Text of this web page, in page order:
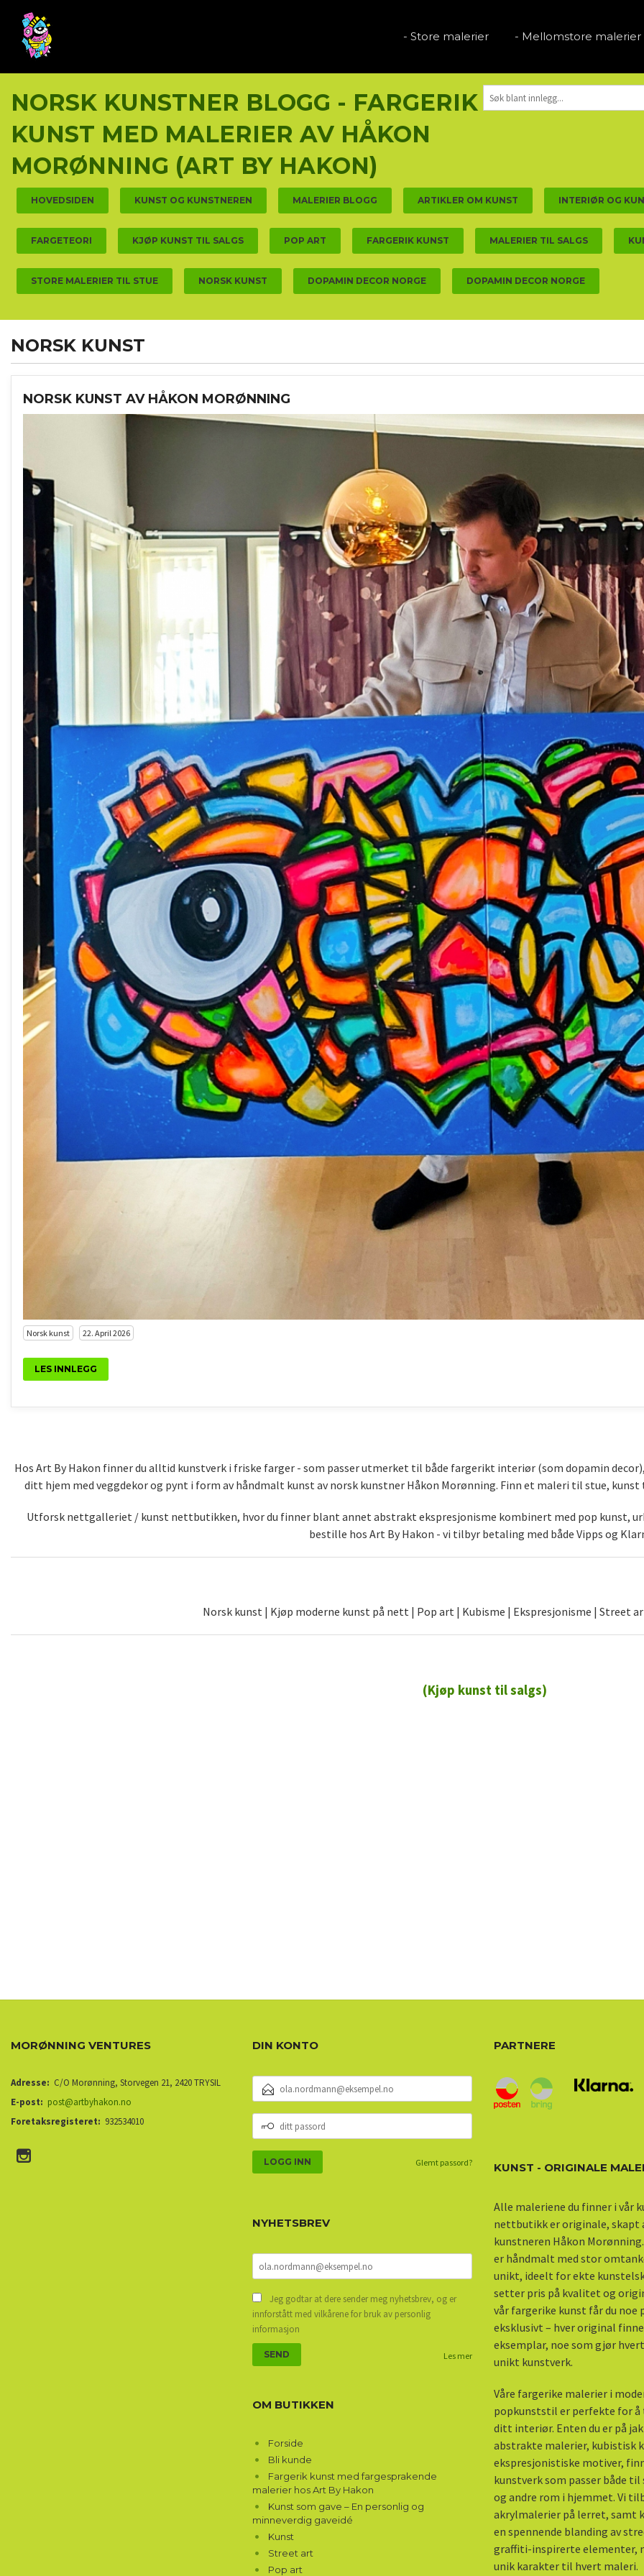
innholdet
PRODUKTER
- Store malerier - Mellomstore malerier
NORSK KUNSTNER BLOGG - FARGERIK
KUNST MED MALERIER AV HÅKON
MORØNNING (ART BY HAKON)
HOVEDSIDEN KUNST OG KUNSTNEREN MALERIER BLOGG ARTIKLER OM KUNST INTERIØR OG
FARGETEORI KJØP KUNST TIL SALGS POP ART FARGERIK KUNST MALERIER TIL SALGS
STORE MALERIER TIL STUE NORSK KUNST DOPAMIN DECOR NORGE DOPAMIN DECOR NORGE
NORSK KUNST
NORSK KUNST AV HÅKON MORØNNING
Norsk kunst 22. April 2026
LES INNLEGG
Hos Art By Hakon finner du alltid kunstverk i friske farger - som passer utmerket til både fargerikt interiør (som dopamin
ditt hjem med veggdekor og pynt i form av håndmalt kunst av norsk kunstner Håkon Morønning. Finn et maleri til stue,
Utforsk nettgalleriet / kunst nettbutikken, hvor du finner blant annet abstrakt ekspresjonisme kombinert med pop kunst,
bestille hos Art By Hakon - vi tilbyr betaling med både Vipps og
Norsk kunst | Kjøp moderne kunst på nett | Pop art | Kubisme | Ekspresjonisme | Street
(Kjøp kunst til salgs)
MORØNNING VENTURES
Adresse: C/O Morønning, Storvegen 21, 2420 TRYSIL
E-post: post@artbyhakon.no
Foretaksregisteret: 932534010
DIN KONTO
POSTADRESSE
PASSORD
Glemt passord?
NYHETSBREV
Jeg godtar at dere sender meg nyhetsbrev, og er
innforstått med vilkårene for bruk av personlig
informasjon
Les mer
OM BUTIKKEN
Forside
Bli kunde
Fargerik kunst med fargesprakende
malerier hos Art By Hakon
Kunst som gave – En personlig og
minneverdig gaveidé
Kunst
Street art
Pop art
PARTNERE
KUNST - ORIGINALE
Alle maleriene du finner i vår
nettbutikk er originale, skapt
kunstneren Håkon
er håndmalt med stor
unikt, ideelt for ekte
setter pris på kvalitet og
vår fargerike kunst får du noe
eksklusivt – hver original
eksemplar, noe som gjør
unikt kunstverk.
Våre fargerike malerier i
popkunststil er perfekte for
ditt interiør. Enten du er på
abstrakte malerier, kubistisk
ekspresjonistiske motiver,
kunstverk som passer både
og andre rom i hjemmet. Vi
akrylmalerier på lerret, samt
en spennende blanding av
graffiti-inspirerte elementer,
unik karakter til hvert maleri.